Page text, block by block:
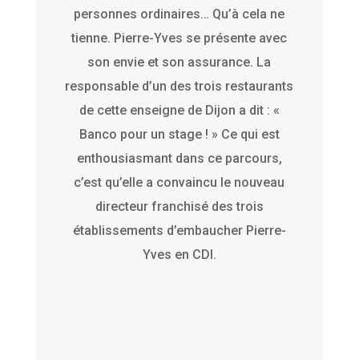
personnes ordinaires… Qu’à cela ne
tienne. Pierre-Yves se présente avec
son envie et son assurance. La
responsable d’un des trois restaurants
de cette enseigne de Dijon a dit : «
Banco pour un stage ! » Ce qui est
enthousiasmant dans ce parcours,
c’est qu’elle a convaincu le nouveau
directeur franchisé des trois
établissements d’embaucher Pierre-
Yves en CDI.